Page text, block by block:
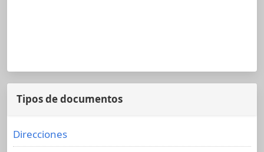
Tipos de documentos
Direcciones